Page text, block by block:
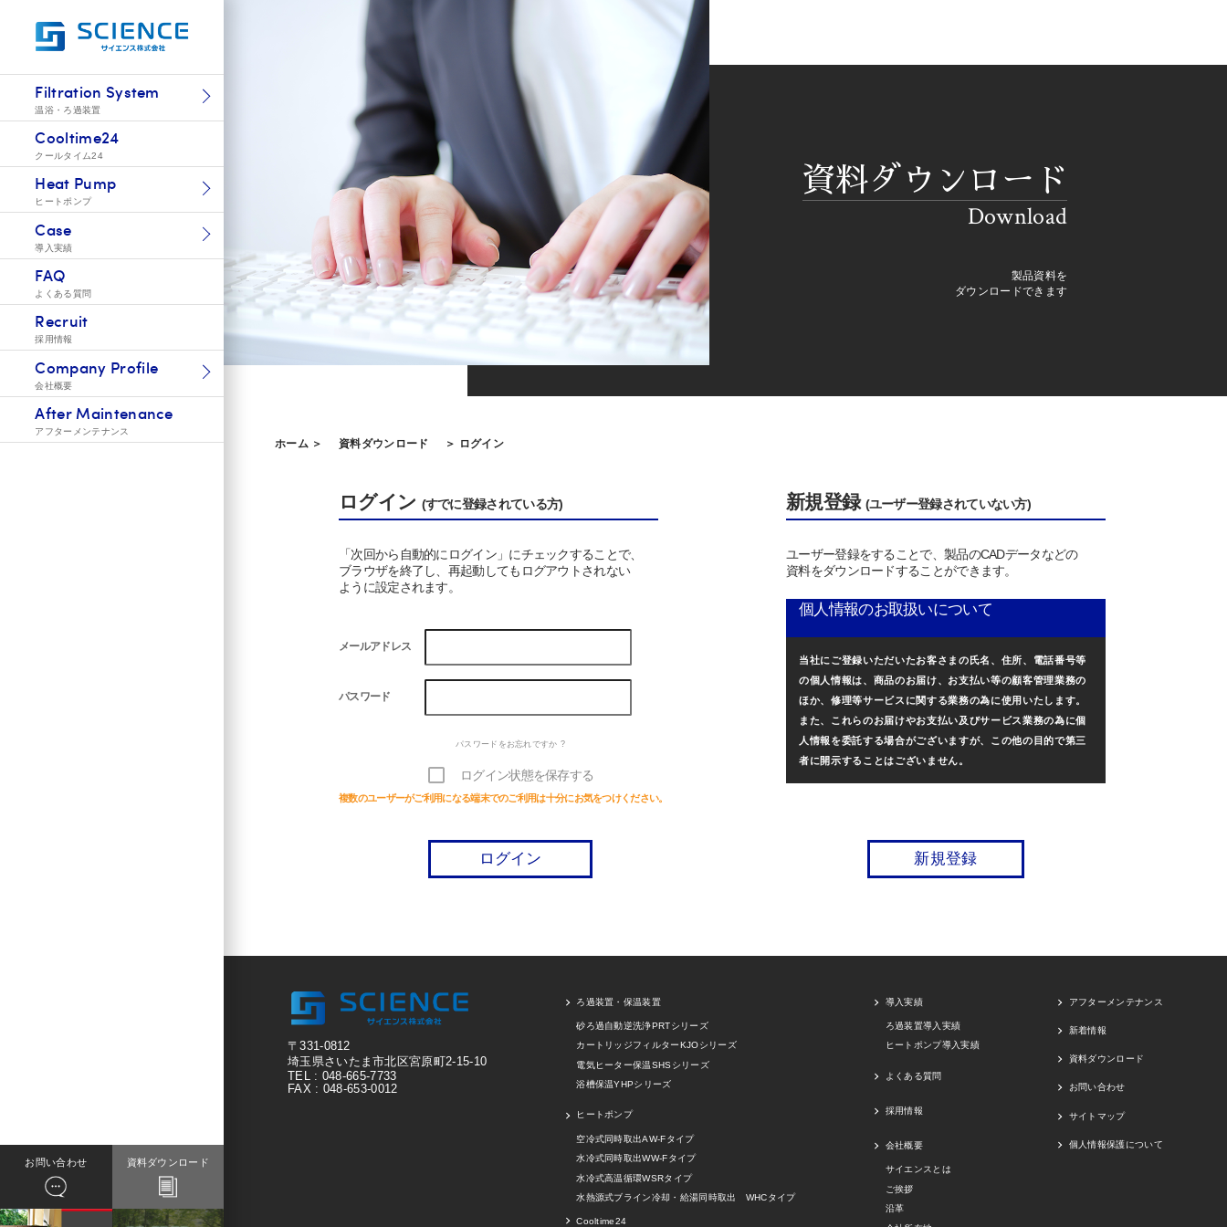
Filtration System
温浴・ろ過装置
Cooltime24
クールタイム24
Heat Pump
ヒートポンプ
Case
導入実績
FAQ
よくある質問
Recruit
採用情報
Company Profile
会社概要
After Maintenance
アフターメンテナンス
お問い合わせ 資料ダウンロード
資料ダウンロード
Download
製品資料を
ダウンロードできます
ホーム ＞ 資料ダウンロード ＞ ログイン
ログイン (すでに登録されている方)
「次回から自動的にログイン」にチェックすることで、
ブラウザを終了し、再起動してもログアウトされない
ように設定されます。
メールアドレス
パスワード
パスワードをお忘れですか ?
ログイン状態を保存する
複数のユーザーがご利用になる端末でのご利用は十分にお気をつけください。
新規登録 (ユーザー登録されていない方)
ユーザー登録をすることで、製品のCADデータなどの
資料をダウンロードすることができます。
個人情報のお取扱いについて
当社にご登録いただいたお客さまの氏名、住所、電話番号等
の個人情報は、商品のお届け、お支払い等の顧客管理業務の
ほか、修理等サービスに関する業務の為に使用いたします。
また、これらのお届けやお支払い及びサービス業務の為に個
人情報を委託する場合がございますが、この他の目的で第三
者に開示することはございません。
新規登録
〒331-0812
埼玉県さいたま市北区宮原町2-15-10
TEL : 048-665-7733
FAX : 048-653-0012
ろ過装置・保温装置
砂ろ過自動逆洗浄PRTシリーズ
カートリッジフィルターKJOシリーズ
電気ヒーター保温SHSシリーズ
浴槽保温YHPシリーズ
ヒートポンプ
空冷式同時取出AW-Fタイプ
水冷式同時取出WW-Fタイプ
水冷式高温循環WSRタイプ
水熱源式ブライン冷却・給湯同時取出 WHCタイプ
Cooltime24
導入実績
ろ過装置導入実績
ヒートポンプ導入実績
よくある質問
採用情報
会社概要
サイエンスとは
ご挨拶
沿革
アフターメンテナンス
新着情報
資料ダウンロード
お問い合わせ
サイトマップ
個人情報保護について